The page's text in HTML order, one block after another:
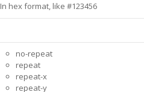
In hex format, like #123456
no-repeat
repeat
repeat-x
repeat-y